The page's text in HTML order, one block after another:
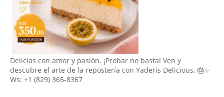
Delicias con amor y pasión. ¡Probar no basta! Ven y
descubre el arte de la repostería con Yaderis Delicious. 🎂✨
Ws: +1 (829) 365-8367